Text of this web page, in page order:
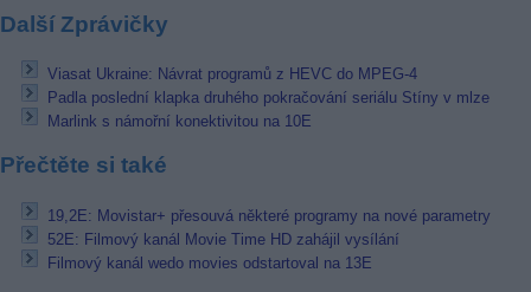
Další Zprávičky
Viasat Ukraine: Návrat programů z HEVC do MPEG-4
Padla poslední klapka druhého pokračování seriálu Stíny v mlze
Marlink s námořní konektivitou na 10E
Přečtěte si také
19,2E: Movistar+ přesouvá některé programy na nové parametry
52E: Filmový kanál Movie Time HD zahájil vysílání
Filmový kanál wedo movies odstartoval na 13E